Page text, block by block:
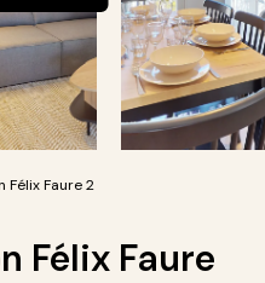
Félix Faure 2
Félix Faure